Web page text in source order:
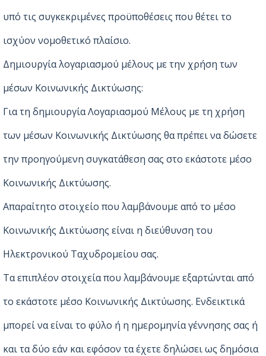
υπό τις συγκεκριμένες προϋποθέσεις που θέτει το
ισχύον νομοθετικό πλαίσιο.
Δημιουργία λογαριασμού μέλους με την χρήση των
μέσων Κοινωνικής Δικτύωσης:
Για τη δημιουργία Λογαριασμού Μέλους με τη χρήση
των μέσων Κοινωνικής Δικτύωσης θα πρέπει να δώσετε
την προηγούμενη συγκατάθεση σας στο εκάστοτε μέσο
Κοινωνικής Δικτύωσης.
Απαραίτητο στοιχείο που λαμβάνουμε από το μέσο
Κοινωνικής Δικτύωσης είναι η διεύθυνση του
Ηλεκτρονικού Ταχυδρομείου σας.
Τα επιπλέον στοιχεία που λαμβάνουμε εξαρτώνται από
το εκάστοτε μέσο Κοινωνικής Δικτύωσης. Ενδεικτικά
μπορεί να είναι το φύλο ή η ημερομηνία γέννησης σας ή
και τα δύο εάν και εφόσον τα έχετε δηλώσει ως δημόσια